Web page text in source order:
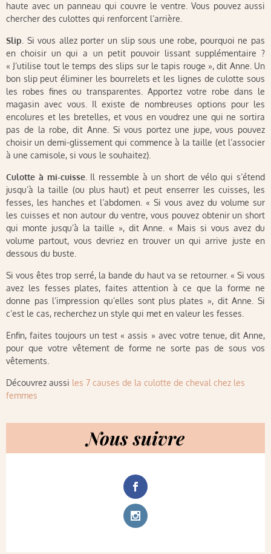
haute avec un panneau qui couvre le ventre. Vous pouvez aussi
chercher des culottes qui renforcent l’arrière.
Slip . Si vous allez porter un slip sous une robe, pourquoi ne pas
en choisir un qui a un petit pouvoir lissant supplémentaire ?
« J’utilise tout le temps des slips sur le tapis rouge », dit Anne. Un
bon slip peut éliminer les bourrelets et les lignes de culotte sous
les robes fines ou transparentes. Apportez votre robe dans le
magasin avec vous. Il existe de nombreuses options pour les
encolures et les bretelles, et vous en voudrez une qui ne sortira
pas de la robe, dit Anne. Si vous portez une jupe, vous pouvez
choisir un demi-glissement qui commence à la taille (et l’associer
à une camisole, si vous le souhaitez).
Culotte à mi-cuisse. Il ressemble à un short de vélo qui s’étend
jusqu’à la taille (ou plus haut) et peut enserrer les cuisses, les
fesses, les hanches et l’abdomen. « Si vous avez du volume sur
les cuisses et non autour du ventre, vous pouvez obtenir un short
qui monte jusqu’à la taille », dit Anne. « Mais si vous avez du
volume partout, vous devriez en trouver un qui arrive juste en
dessous du buste.
Si vous êtes trop serré, la bande du haut va se retourner. « Si vous
avez les fesses plates, faites attention à ce que la forme ne
donne pas l’impression qu’elles sont plus plates », dit Anne. Si
c’est le cas, recherchez un style qui met en valeur les fesses.
Enfin, faites toujours un test « assis » avec votre tenue, dit Anne,
pour que votre vêtement de forme ne sorte pas de sous vos
vêtements.
Découvrez aussi les 7 causes de la culotte de cheval chez les
femmes
Nous suivre